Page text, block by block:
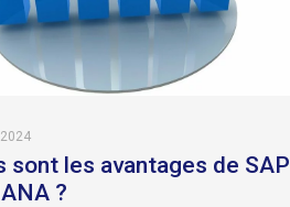
sont les avantages de SAP
?